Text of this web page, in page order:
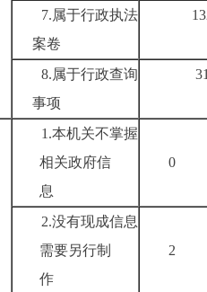
7.属于行政执法
案卷
8.属于行政查询
事项
1.本机关不掌握
相关政府信
息
2.没有现成信息
需要另行制
作